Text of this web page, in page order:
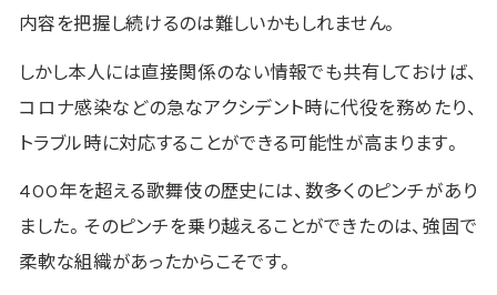
内容を把握し続けるのは難しいかもしれません。
しかし本人には直接関係のない情報でも共有しておけば、
コロナ感染などの急なアクシデント時に代役を務めたり、
トラブル時に対応することができる可能性が高まります。
400年を超える歌舞伎の歴史には、数多くのピンチがあり
ました。そのピンチを乗り越えることができたのは、強固で
柔軟な組織があったからこそです。